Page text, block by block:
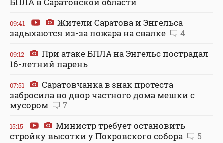
09:41
Жители Саратова и Энгельса
задыхаются из-за пожара на свалке
4
09:12
При атаке БПЛА на Энгельс пострадал
16-летний парень
07:51
Саратовчанка в знак протеста
забросила во двор частного дома мешки с
мусором
7
15:15
Министр требует остановить
стройку высотки у Покровского собора
5